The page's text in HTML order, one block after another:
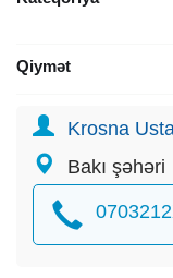
Qiymət
Krosna
Bakı şəhəri